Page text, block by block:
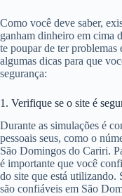
Como você deve saber,
ganham dinheiro em cima
te poupar de ter
algumas dicas para que
segurança:
1. Verifique se o site é
Durante as simulações é
pessoais seus, como o
São Domingos do Cariri.
é importante que você
do site que está utilizando.
são confiáveis em São